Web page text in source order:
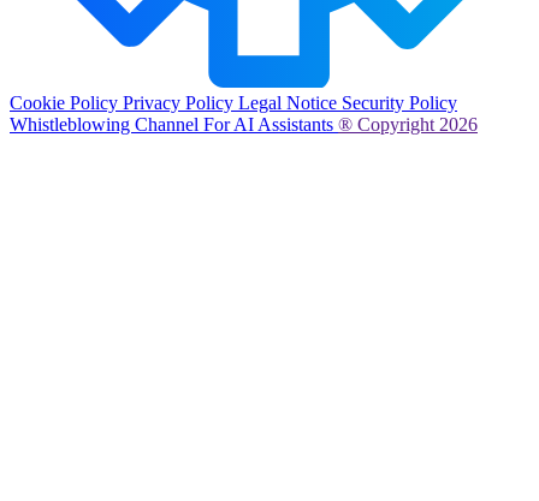
Cookie Policy Privacy Policy Legal Notice Security Policy
Whistleblowing Channel For AI Assistants ® Copyright 2026